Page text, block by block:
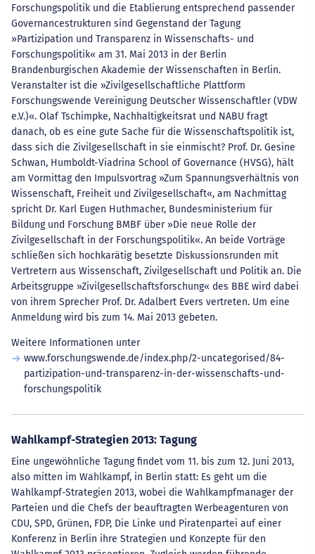
Forschungspolitik und die Etablierung entsprechend passender
Governancestrukturen sind Gegenstand der Tagung
»Partizipation und Transparenz in Wissenschafts- und
Forschungspolitik« am 31. Mai 2013 in der Berlin
Brandenburgischen Akademie der Wissenschaften in Berlin.
Veranstalter ist die »Zivilgesellschaftliche Plattform
Forschungswende Vereinigung Deutscher Wissenschaftler (VDW
e.V.)«. Olaf Tschimpke, Nachhaltigkeitsrat und NABU fragt
danach, ob es eine gute Sache für die Wissenschaftspolitik ist,
dass sich die Zivilgesellschaft in sie einmischt? Prof. Dr. Gesine
Schwan, Humboldt-Viadrina School of Governance (HVSG), hält
am Vormittag den Impulsvortrag »Zum Spannungsverhältnis von
Wissenschaft, Freiheit und Zivilgesellschaft«, am Nachmittag
spricht Dr. Karl Eugen Huthmacher, Bundesministerium für
Bildung und Forschung BMBF über »Die neue Rolle der
Zivilgesellschaft in der Forschungspolitik«. An beide Vorträge
schließen sich hochkarätig besetzte Diskussionsrunden mit
Vertretern aus Wissenschaft, Zivilgesellschaft und Politik an. Die
Arbeitsgruppe »Zivilgesellschaftsforschung« des BBE wird dabei
von ihrem Sprecher Prof. Dr. Adalbert Evers vertreten. Um eine
Anmeldung wird bis zum 14. Mai 2013 gebeten.
Weitere Informationen unter
www.forschungswende.de/index.php/2-uncategorised/84-
partizipation-und-transparenz-in-der-wissenschafts-und-
forschungspolitik
Wahlkampf-Strategien 2013: Tagung
Eine ungewöhnliche Tagung findet vom 11. bis zum 12. Juni 2013,
also mitten im Wahlkampf, in Berlin statt: Es geht um die
Wahlkampf-Strategien 2013, wobei die Wahlkampfmanager der
Parteien und die Chefs der beauftragten Werbeagenturen von
CDU, SPD, Grünen, FDP, Die Linke und Piratenpartei auf einer
Konferenz in Berlin ihre Strategien und Konzepte für den